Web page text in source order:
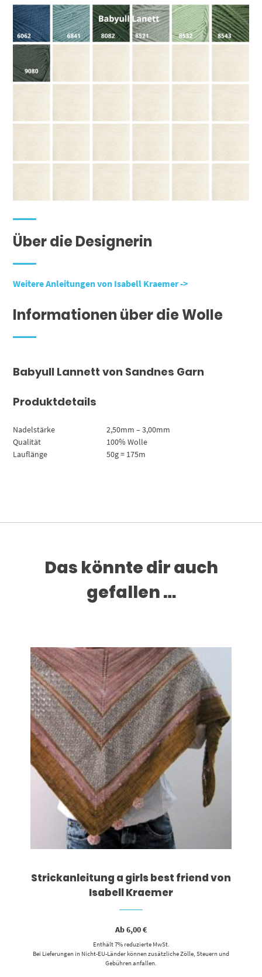
Über die Designerin
Weitere Anleitungen von Isabell Kraemer ->
Informationen über die Wolle
Babyull Lannett von Sandnes Garn
Produktdetails
Nadelstärke
2,50mm – 3,00mm
Qualität
100% Wolle
Lauflänge
50g = 175m
Das könnte dir auch
gefallen …
Dieses Produkt weist mehrere Varianten auf. Die Optionen können auf der Produktseite gewählt werden
Strickanleitung a girls best friend von
Isabell Kraemer
Ab6,00€
Enthält 7% reduzierte MwSt.
Bei Lieferungen in Nicht-EU-Länder können zusätzliche Zölle, Steuern und
Gebühren anfallen.